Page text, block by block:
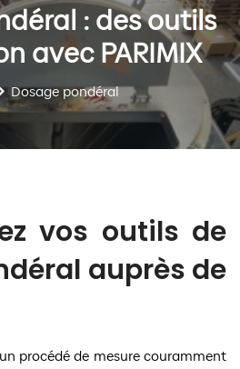
: des outils
avec PARIMIX
Dosage pondéral
vos outils de
auprès de
procédé de mesure couramment